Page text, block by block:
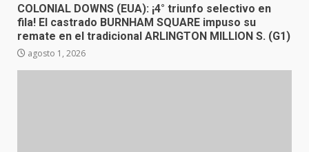
COLONIAL DOWNS (EUA): ¡4° triunfo selectivo en
fila! El castrado BURNHAM SQUARE impuso su
remate en el tradicional ARLINGTON MILLION S. (G1)
agosto 1, 2026